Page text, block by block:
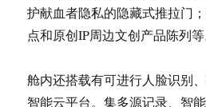
护献血者隐私的隐藏式推拉门
点和原创IP周边文创产品陈列等
舱内还搭载有可进行人脸识别
智能云平台。集多源记录、智